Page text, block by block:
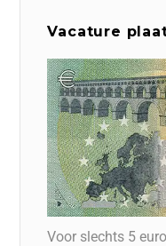
Vacature
Voor slechts 5